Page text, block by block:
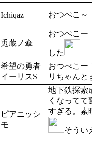
Ichiqaz
おつぺこ～
兎蔵ノ傘
おつぺこー
した
希望の勇者
イーリスS
おつぺこー
リちゃんと
ピアニッシ
モ
地下鉄探索
くなって
すぎる。素
そうい